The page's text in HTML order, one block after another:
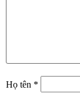
Họ tên *